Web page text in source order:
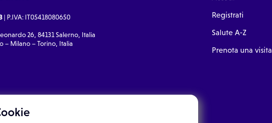
| P.IVA: IT05418080650
26, 84131 Salerno, Italia
– Milano – Torino, Italia
Registrati
Salute A-Z
Prenota una visita